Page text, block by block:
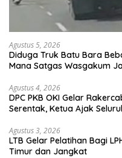
Agustus 5, 2026
Diduga Truk Batu Bara
Mana Satgas Wasgakum
Agustus 4, 2026
DPC PKB OKI Gelar
Serentak, Ketua Ajak
Agustus 3, 2026
LTB Gelar Pelatihan Bagi
Timur dan Jangkat